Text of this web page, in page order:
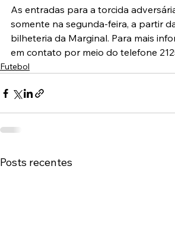
As entradas para a torcida
somente na segunda-feira, a partir
bilheteria da Marginal. Para mais
em contato por meio do telefone
Futebol
Posts recentes